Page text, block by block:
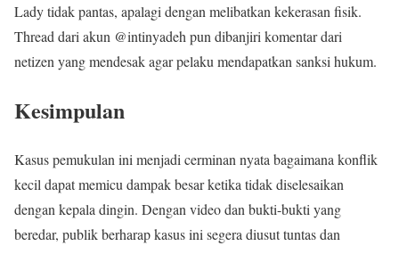
Lady tidak pantas, apalagi dengan melibatkan kekerasan fisik.
Thread dari akun @intinyadeh pun dibanjiri komentar dari
netizen yang mendesak agar pelaku mendapatkan sanksi hukum.
Kesimpulan
Kasus pemukulan ini menjadi cerminan nyata bagaimana konflik
kecil dapat memicu dampak besar ketika tidak diselesaikan
dengan kepala dingin. Dengan video dan bukti-bukti yang
beredar, publik berharap kasus ini segera diusut tuntas dan